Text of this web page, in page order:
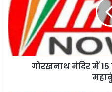
गोरखनाथ मंदिर में